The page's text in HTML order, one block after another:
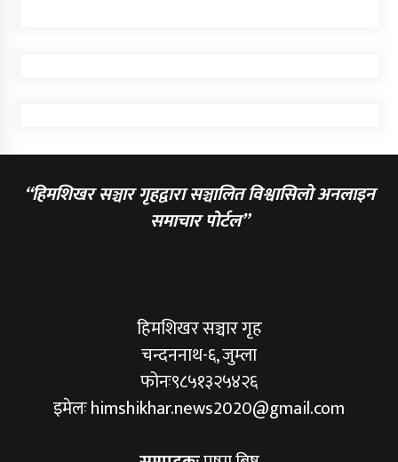
“हिमशिखर सञ्चार गृहद्वारा सञ्चालित विश्वासिलो अनलाइन
समाचार पोर्टल”
हिमशिखर सञ्चार गृह
चन्दननाथ-६, जुम्ला
फोनः९८५१३२५४२६
इमेलः himshikhar.news2020@gmail.com